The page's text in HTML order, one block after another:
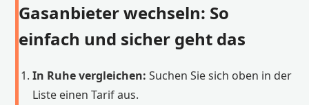
Gasanbieter wechseln: So
einfach und sicher geht das
In Ruhe vergleichen: Suchen Sie sich oben in der
Liste einen Tarif aus.